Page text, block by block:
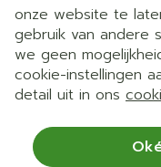
onze website te
gebruik van andere
we geen
cookie-instellingen
detail uit in ons